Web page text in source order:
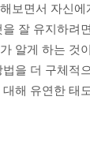
보면서 자신
잘 유지하려
알게 하는 것
을 더 구체적
해 유연한 태